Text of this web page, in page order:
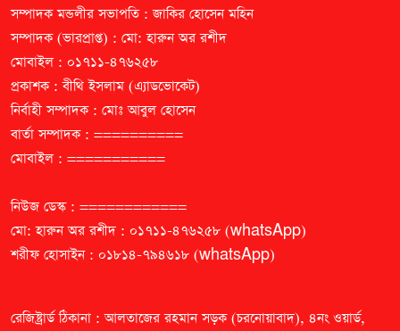
সম্পাদক মন্ডলীর সভাপতি : জাকির হোসেন মহিন
সম্পাদক (ভারপ্রাপ্ত) : মো: হারুন অর রশীদ
মোবাইল : ০১৭১১-৪৭৬২৫৮
প্রকাশক : বীথি ইসলাম (এ্যাডভোকেট)
নির্বাহী সম্পাদক : মোঃ আবুল হোসেন
বার্তা সম্পাদক : ==========
মোবাইল : ===========
নিউজ ডেস্ক : ============
মো: হারুন অর রশীদ : ০১৭১১-৪৭৬২৫৮ (whatsApp)
শরীফ হোসাইন : ০১৮১৪-৭৯৪৬১৮ (whatsApp)
রেজিষ্ট্রার্ড ঠিকানা : আলতাজের রহমান সড়ক (চরনোয়াবাদ), ৪নং ওয়ার্ড,